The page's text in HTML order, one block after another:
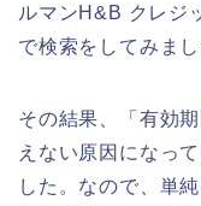
ルマンH&B クレジ
で検索をしてみまし
その結果、「有効
えない原因になっ
した。なので、単